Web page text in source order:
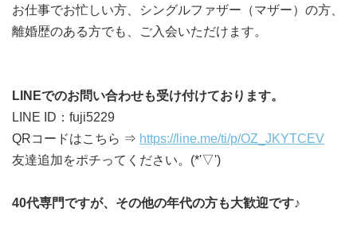
お仕事でお忙しい方、シングルファザー （マザー） の方、
離婚歴のある方でも、ご入会いただけます。
LINEでのお問い合わせも受け付けております。
LINE ID：fuji5229
QRコードはこちら ⇒ https://line.me/ti/p/OZ_JKYTCEV
友達追加をポチってください。(*'▽')
40代専門ですが、その他の年代の方も大歓迎です♪